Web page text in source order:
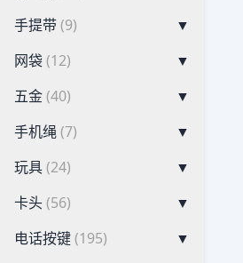
手提带(9)
▼
网袋(12)
▼
五金(40)
▼
手机绳(7)
▼
玩具(24)
▼
卡头(56)
▼
电话按键(195)
▼